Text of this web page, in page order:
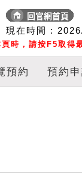
現在時間 :
時，請按F5取得
預約 預約